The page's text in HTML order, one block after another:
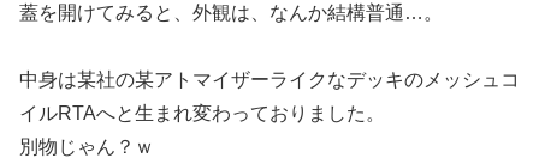
蓋を開けてみると、外観は、なんか結構普通…。
中身は某社の某アトマイザーライクなデッキのメッシュコ
イルRTAへと生まれ変わっておりました。
別物じゃん？ｗ